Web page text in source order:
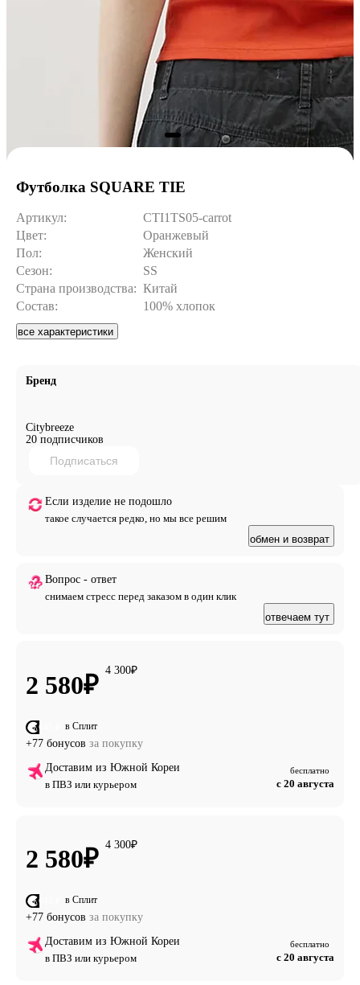
Футболка SQUARE TIE
Артикул:
CTI1TS05-carrot
Цвет:
Оранжевый
Пол:
Женский
Сезон:
SS
Страна производства: Китай
Состав:
100% хлопок
все характеристики
Бренд
Citybreeze
20 подписчиков
Подписаться
Если изделие не подошло
такое случается редко, но мы все решим
обмен и возврат
Вопрос - ответ
снимаем стресс перед заказом в один клик
отвечаем тут
2 580₽
4 300₽
от 645 ₽ в Сплит
+77 бонусов за покупку
Доставим из Южной Кореи
в ПВЗ или курьером
бесплатно
с 20 августа
2 580₽
4 300₽
от 645 ₽ в Сплит
+77 бонусов за покупку
Доставим из Южной Кореи
в ПВЗ или курьером
бесплатно
с 20 августа